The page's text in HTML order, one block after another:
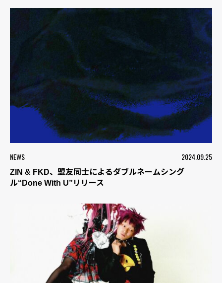
NEWS 2024.09.25
ZIN & FKD、盟友同士によるダブルネームシング
ル“Done With U”リリース